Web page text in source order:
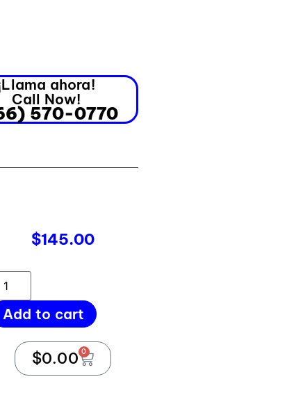
ahora!
Call Now!
570-0770
$145.00
Add to cart
$0.00 0